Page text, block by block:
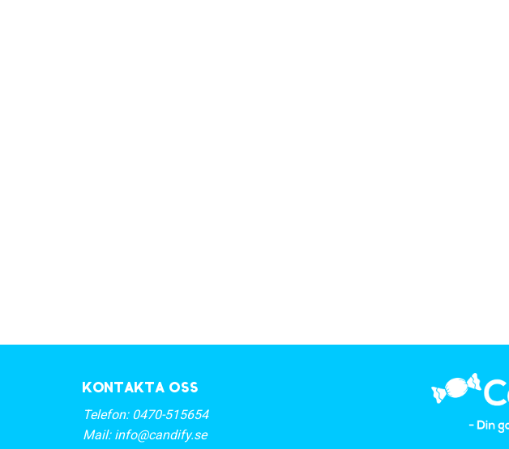
Kontakta oss
Telefon: 0470-515654
Mail: info@candify.se